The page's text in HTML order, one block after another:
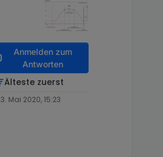
Anmelden zum
Antworten
Älteste zuerst
3. Mai 2020, 15:23